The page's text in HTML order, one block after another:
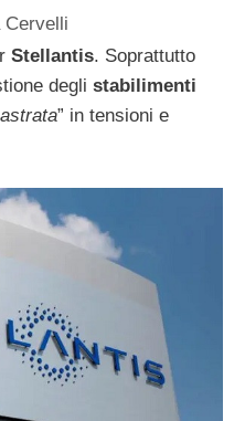
Cervelli
Stellantis. Soprattutto
degli stabilimenti
” in tensioni e